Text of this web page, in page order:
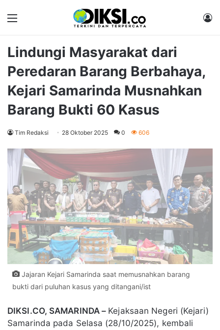
Menu
Lindungi Masyarakat dari
Peredaran Barang Berbahaya,
Kejari Samarinda Musnahkan
Barang Bukti 60 Kasus
Tim Redaksi 28 Oktober 2025 0 606
Jajaran Kejari Samarinda saat memusnahkan barang
bukti dari puluhan kasus yang ditangani/ist
DIKSI.CO, SAMARINDA – Kejaksaan Negeri (Kejari)
Samarinda pada Selasa (28/10/2025), kembali